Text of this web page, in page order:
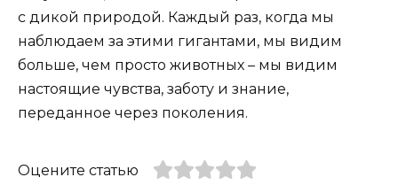
с дикой природой. Каждый раз, когда мы
наблюдаем за этими гигантами, мы видим
больше, чем просто животных – мы видим
настоящие чувства, заботу и знание,
переданное через поколения.
Оцените статью